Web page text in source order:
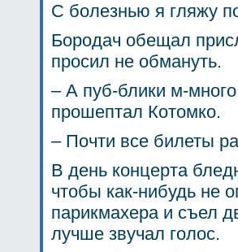
С болезнью я гляжу
Бородач обещал
просил не обмануть.
– А пуб-блики м-
прошептал Котомко.
– Почти все билеты
В день концерта
чтобы как-нибудь не
парикмахера и съел
лучше звучал голос.